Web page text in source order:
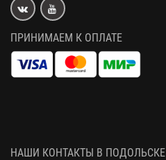
ПРИНИМАЕМ К ОПЛАТЕ
НАШИ КОНТАКТЫ В ПОДОЛЬСКЕ